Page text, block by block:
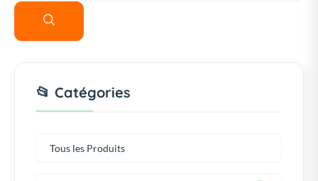
📂 Catégories
Tous les Produits